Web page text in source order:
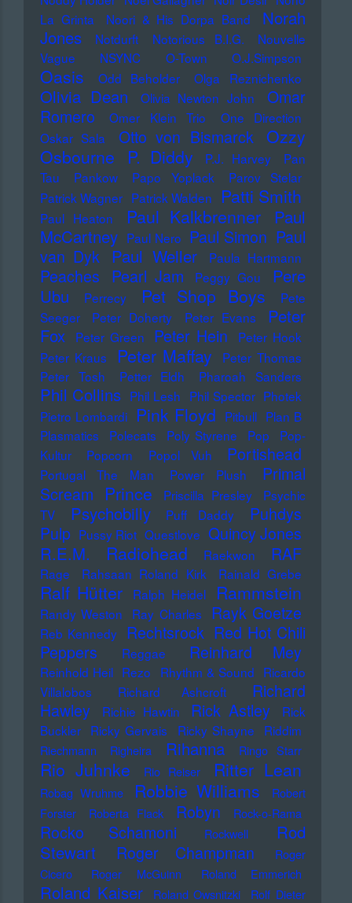
La Grinta
Noori & His Dorpa Band
Norah
Jones
Notdurft Notorious B.I.G.
Nouvelle
Vague
NSYNC O-Town O.J.Simpson
Oasis Odd Beholder Olga Reznichenko
Olivia Dean Olivia Newton John
Omar
Romero
Omer Klein Trio
One Direction
Oskar Sala
Otto von Bismarck Ozzy
Osbourne
P. Diddy P.J. Harvey
Pan
Tau
Pankow Papo Yoplack
Parov Stelar
Patrick Wagner Patrick Walden Patti Smith
Paul Heaton Paul Kalkbrenner
Paul
McCartney Paul Nero Paul Simon Paul
van Dyk Paul Weller Paula Hartmann
Peaches Pearl Jam Peggy Gou
Pere
Ubu
Perrecy Pet Shop Boys
Pete
Seeger
Peter Doherty Peter Evans
Peter
Fox
Peter Green Peter Hein
Peter Hook
Peter Kraus
Peter Maffay
Peter Thomas
Peter Tosh
Petter Eldh Pharoah Sanders
Phil Collins Phil Lesh Phil Spector Photek
Pietro Lombardi
Pink Floyd Pitbull Plan B
Plasmatics
Polecats Poly Styrene Pop
Pop-
Kultur
Popcorn Popol Vuh Portishead
Portugal The Man Power Plush
Primal
Scream
Prince Priscilla Presley
Psychic
TV
Psychobilly Puff Daddy
Puhdys
Pulp Pussy Riot Questlove Quincy Jones
R.E.M. Radiohead Raekwon RAF
Rage Rahsaan Roland Kirk Rainald Grebe
Ralf Hütter Ralph Heidel Rammstein
Randy Weston Ray Charles Rayk Goetze
Reb Kennedy Rechtsrock Red Hot Chili
Peppers
Reggae Reinhard Mey
Reinhold Heil Rezo Rhythm & Sound Ricardo
Villalobos
Richard Ashcroft
Richard
Hawley
Richie Hawtin Rick Astley
Rick
Buckler
Ricky Gervais Ricky Shayne Riddim
Riechmann Righeira Rihanna Ringo Starr
Rio Juhnke Rio Reiser Ritter Lean
Robag Wruhme Robbie Williams
Robert
Forster
Roberta Flack Robyn Rock-o-Rama
Rocko Schamoni Rockwell
Rod
Stewart
Roger Champman
Roger
Cicero
Roger McGuinn Roland Emmerich
Roland Kaiser Roland Owsnitzki
Rolf Dieter